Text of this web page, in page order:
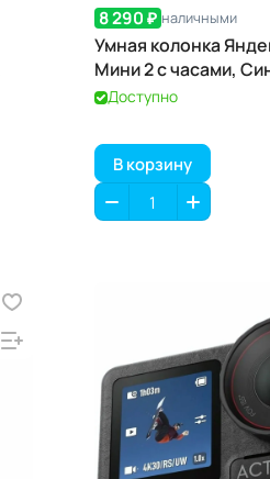
8 290 ₽ наличными
Умная колонка
Мини 2 с часами,
Доступно
В корзину